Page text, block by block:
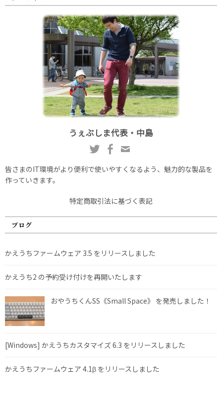
うぇぶしま代表・中島
皆さまのIT環境がより便利で使いやすくなるよう、魅力的な製品を
作っていきます。
特定商取引法に基づく表記
ブログ
かえうちファームウェア 3.5 をリリースしました
かえうち2 の予約受け付けを再開いたします
おやうちくんSS《Small Space》 を発売しました！
[Windows] かえうちカスタマイズ 6.3 をリリースしました
かえうちファームウェア 4.1β をリリースしました